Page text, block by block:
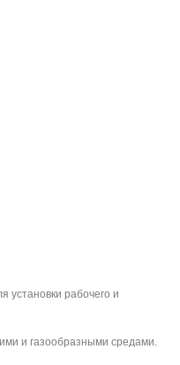
установки рабочего и
и газообразными средами.